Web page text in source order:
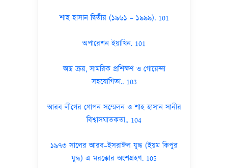
শাহ হাসান দ্বিতীয় (১৯৬১ – ১৯৯৯). 101
অপারেশন ইয়াখিন. 101
অস্ত্র ক্রয়, সামরিক প্রশিক্ষণ ও গোয়েন্দা
সহযোগিতা.. 103
আরব লীগের গোপন সম্মেলন ও শাহ হাসান সানীর
বিশ্বাসঘাতকতা.. 104
১৯৭৩ সালের আরব–ইসরাঈল যুদ্ধ (ইয়ম কিপুর
যুদ্ধ) এ মরক্কোর অংশগ্রহণ. 105